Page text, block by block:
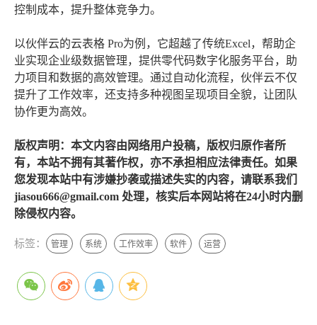
控制成本，提升整体竞争力。
以伙伴云的云表格 Pro为例，它超越了传统Excel，帮助企
业实现企业级数据管理，提供零代码数字化服务平台，助
力项目和数据的高效管理。通过自动化流程，伙伴云不仅
提升了工作效率，还支持多种视图呈现项目全貌，让团队
协作更为高效。
版权声明：本文内容由网络用户投稿，版权归原作者所
有，本站不拥有其著作权，亦不承担相应法律责任。如果
您发现本站中有涉嫌抄袭或描述失实的内容，请联系我们
jiasou666@gmail.com 处理，核实后本网站将在24小时内删
除侵权内容。
标签： 管理 系统 工作效率 软件 运营